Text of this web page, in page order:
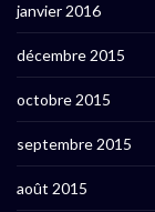
janvier 2016
décembre 2015
octobre 2015
septembre 2015
août 2015